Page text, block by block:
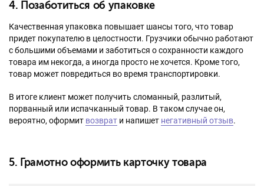
4. Позаботиться об упаковке
Качественная упаковка повышает шансы того, что товар
придет покупателю в целостности. Грузчики обычно работают
с большими объемами и заботиться о сохранности каждого
товара им некогда, а иногда просто не хочется. Кроме того,
товар может повредиться во время транспортировки.
В итоге клиент может получить сломанный, разлитый,
порванный или испачканный товар. В таком случае он,
вероятно, оформит возврат и напишет негативный отзыв.
5. Грамотно оформить карточку товара